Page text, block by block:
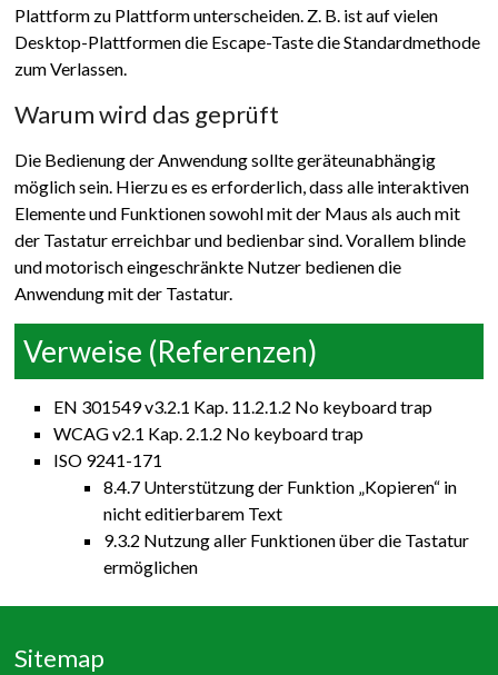
Plattform zu Plattform unterscheiden. Z. B. ist auf vielen
Desktop-Plattformen die Escape-Taste die Standardmethode
zum Verlassen.
Warum wird das geprüft
Die Bedienung der Anwendung sollte geräteunabhängig
möglich sein. Hierzu es es erforderlich, dass alle interaktiven
Elemente und Funktionen sowohl mit der Maus als auch mit
der Tastatur erreichbar und bedienbar sind. Vorallem blinde
und motorisch eingeschränkte Nutzer bedienen die
Anwendung mit der Tastatur.
Verweise (Referenzen)
EN 301549 v3.2.1 Kap. 11.2.1.2 No keyboard trap
WCAG v2.1 Kap. 2.1.2 No keyboard trap
ISO 9241-171
8.4.7 Unterstützung der Funktion „Kopieren“ in
nicht editierbarem Text
9.3.2 Nutzung aller Funktionen über die Tastatur
ermöglichen
Sitemap